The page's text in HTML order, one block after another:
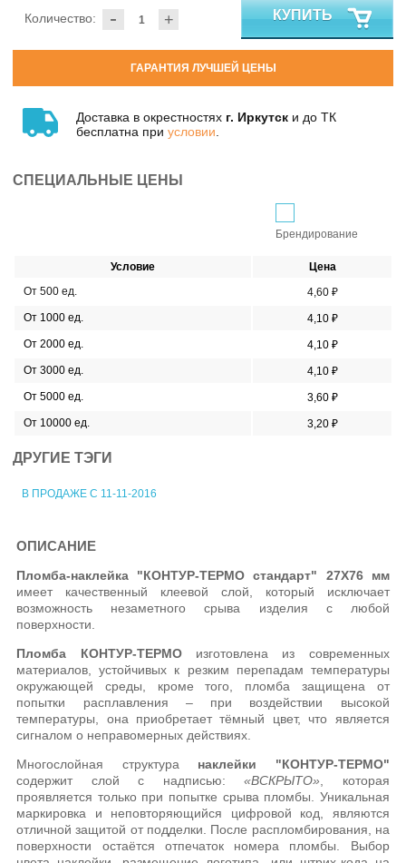
- +
Количество: КУПИТЬ
ГАРАНТИЯ ЛУЧШЕЙ ЦЕНЫ
Доставка в окрестностях г. Иркутск и до ТК
бесплатна при условии
СПЕЦИАЛЬНЫЕ ЦЕНЫ
Брендирование
Условие
Цена
От 500 ед.
4,60 ₽
От 1000 ед.
4,10 ₽
От 2000 ед.
4,10 ₽
От 3000 ед.
4,10 ₽
От 5000 ед.
3,60 ₽
От 10000 ед.
3,20 ₽
ДРУГИЕ ТЭГИ
В ПРОДАЖЕ С 11-11-2016
ОПИСАНИЕ
Пломба-наклейка "КОНТУР-ТЕРМО стандарт" 27Х76 мм
имеет качественный клеевой слой, который исключает
возможность незаметного срыва изделия с любой
поверхности.
Пломба КОНТУР-ТЕРМОизготовлена из современных
материалов, устойчивых к резким перепадам температуры
окружающей среды, кроме того, пломба защищена от
попытки расплавления – при воздействии высокой
температуры, она приобретает тёмный цвет, что является
сигналом о неправомерных действиях.
Многослойная структура наклейки "КОНТУР-ТЕРМО"
содержит слой с надписью:«ВСКРЫТО», которая
проявляется только при попытке срыва пломбы. Уникальная
маркировка и неповторяющийся цифровой код, являются
отличной защитой от подделки. После распломбирования, на
поверхности остаётся отпечаток номера пломбы. Выбор